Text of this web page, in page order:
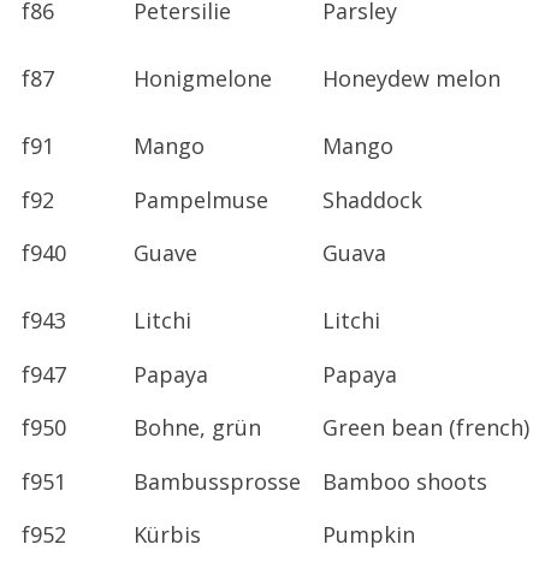
f86 Petersilie Parsley
f87 Honigmelone Honeydew melon
f91 Mango
Mango
f92
Pampelmuse
Shaddock
f940
Guave Guava
f943 Litchi
Litchi
f947
Papaya
Papaya
f950
Bohne, grün
Green bean (french)
f951
Bambussprosse
Bamboo shoots
f952
Kürbis Pumpkin